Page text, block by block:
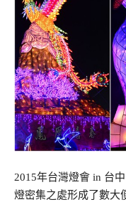
2015年台灣燈會 in 台
燈密集之處形成了數